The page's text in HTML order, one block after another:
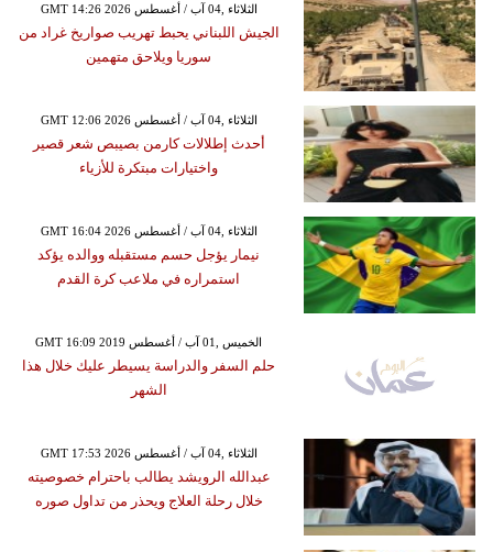
GMT 14:26 2026 الثلاثاء ,04 آب / أغسطس
الجيش اللبناني يحبط تهريب صواريخ غراد من
سوريا ويلاحق متهمين
GMT 12:06 2026 الثلاثاء ,04 آب / أغسطس
أحدث إطلالات كارمن بصيبص شعر قصير
واختيارات مبتكرة للأزياء
GMT 16:04 2026 الثلاثاء ,04 آب / أغسطس
نيمار يؤجل حسم مستقبله ووالده يؤكد
استمراره في ملاعب كرة القدم
GMT 16:09 2019 الخميس ,01 آب / أغسطس
حلم السفر والدراسة يسيطر عليك خلال هذا
الشهر
GMT 17:53 2026 الثلاثاء ,04 آب / أغسطس
عبدالله الرويشد يطالب باحترام خصوصيته
خلال رحلة العلاج ويحذر من تداول صوره